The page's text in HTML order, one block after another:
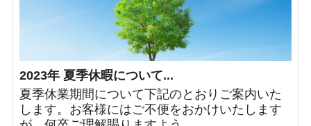
2023年 夏季休暇について...
夏季休業期間について下記のとおりご案内いた
します。お客様にはご不便をおかけいたします